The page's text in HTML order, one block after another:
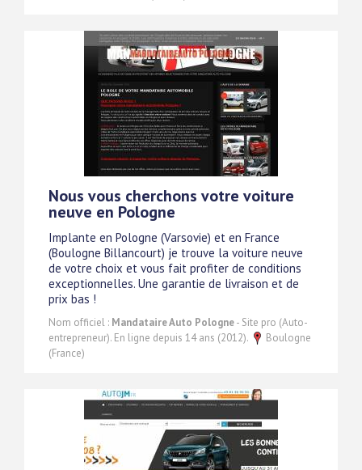
Nous vous cherchons votre voiture
neuve en Pologne
Implante en Pologne (Varsovie) et en France
(Boulogne Billancourt) je trouve la voiture neuve
de votre choix et vous fait profiter de conditions
exceptionnelles. Une garantie de livraison et de
prix bas !
Nom officiel : Mandataire Auto Pologne- Site pro (Auto-
entrepreneur). En ligne depuis 14 ans (2012).
Boulogne
(France)